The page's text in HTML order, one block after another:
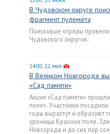
В Чудовском округе
фрагмент пулемёта
Поисковые отряды
Чудовского округов.
14:00, 12 мая
В Великом Новгороде
«Сад памяти»
Акция «Сад памяти»
поле». Участники
годы вырастут и образуют
урочища Красное поле.
Новгорода и до сих пор